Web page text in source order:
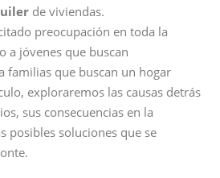
de viviendas.
preocupación en toda la
a jóvenes que buscan
familias que buscan un hogar
exploraremos las causas detrás
sus consecuencias en la
posibles soluciones que se